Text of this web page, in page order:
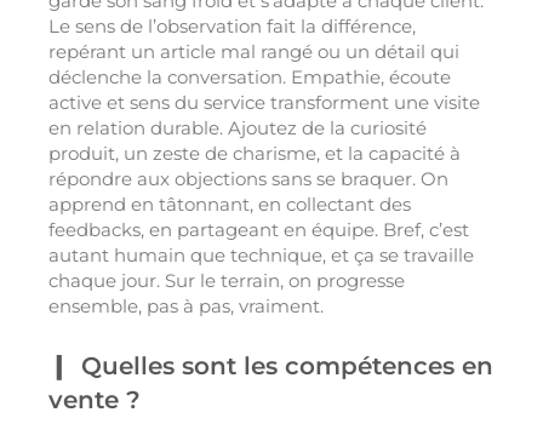
Le sens de l’observation fait la différence,
repérant un article mal rangé ou un détail qui
déclenche la conversation. Empathie, écoute
active et sens du service transforment une visite
en relation durable. Ajoutez de la curiosité
produit, un zeste de charisme, et la capacité à
répondre aux objections sans se braquer. On
apprend en tâtonnant, en collectant des
feedbacks, en partageant en équipe. Bref, c’est
autant humain que technique, et ça se travaille
chaque jour. Sur le terrain, on progresse
ensemble, pas à pas, vraiment.
Quelles sont les compétences en
vente ?